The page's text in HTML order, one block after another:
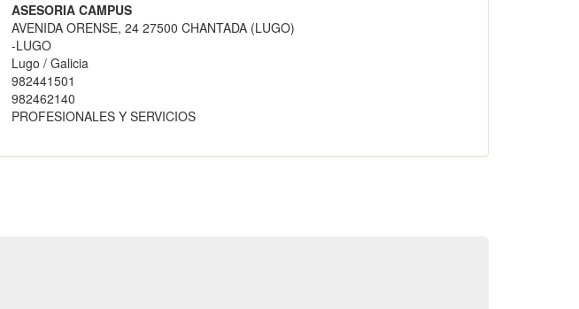
ASESORIA CAMPUS
AVENIDA ORENSE, 24 27500 CHANTADA (LUGO)
-LUGO
Lugo / Galicia
982441501
982462140
PROFESIONALES Y SERVICIOS